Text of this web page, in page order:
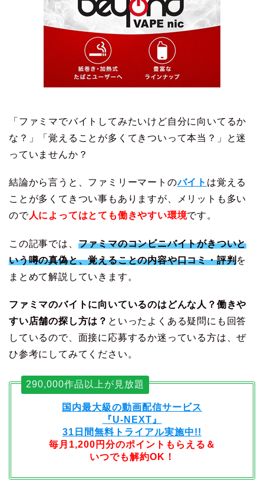
「ファミマでバイトしてみたいけど自分に向いてるか
な？」「覚えることが多くてきついって本当？」と迷
っていませんか？
結論から言うと、ファミリーマートのバイト は覚える
ことが多くてきつい事もありますが、メリットも多い
ので人によってはとても働きやすい環境です。
この記事では、 ファミマのコンビニバイトがきついと
いう噂の真偽と、覚えることの内容や口コミ・評判を
まとめて解説していきます。
ファミマのバイトに向いているのはどんな人？働きや
すい店舗の探し方は？ といったよくある疑問にも回答
しているので、面接に応募するか迷っている方は、ぜ
ひ参考にしてみてください。
290,000作品以上が見放題
国内最大級の動画配信サービス
『U-NEXT』
31日間無料トライアル実施中!!
毎月1,200円分のポイントもらえる＆
いつでも解約OK！